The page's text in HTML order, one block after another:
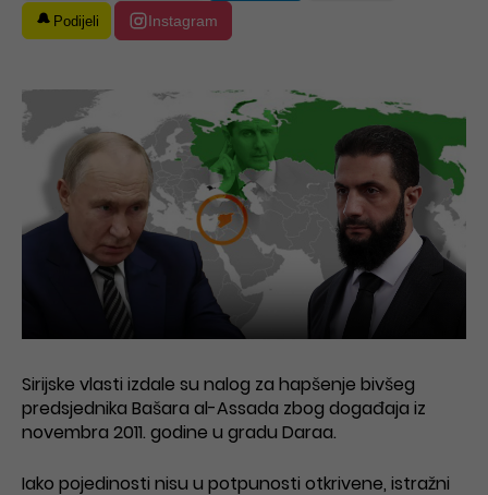
Podijeli Instagram
Sirijske vlasti izdale su nalog za hapšenje bivšeg
predsjednika Bašara al-Assada zbog događaja iz
novembra 2011. godine u gradu Daraa.
Iako pojedinosti nisu u potpunosti otkrivene, istražni